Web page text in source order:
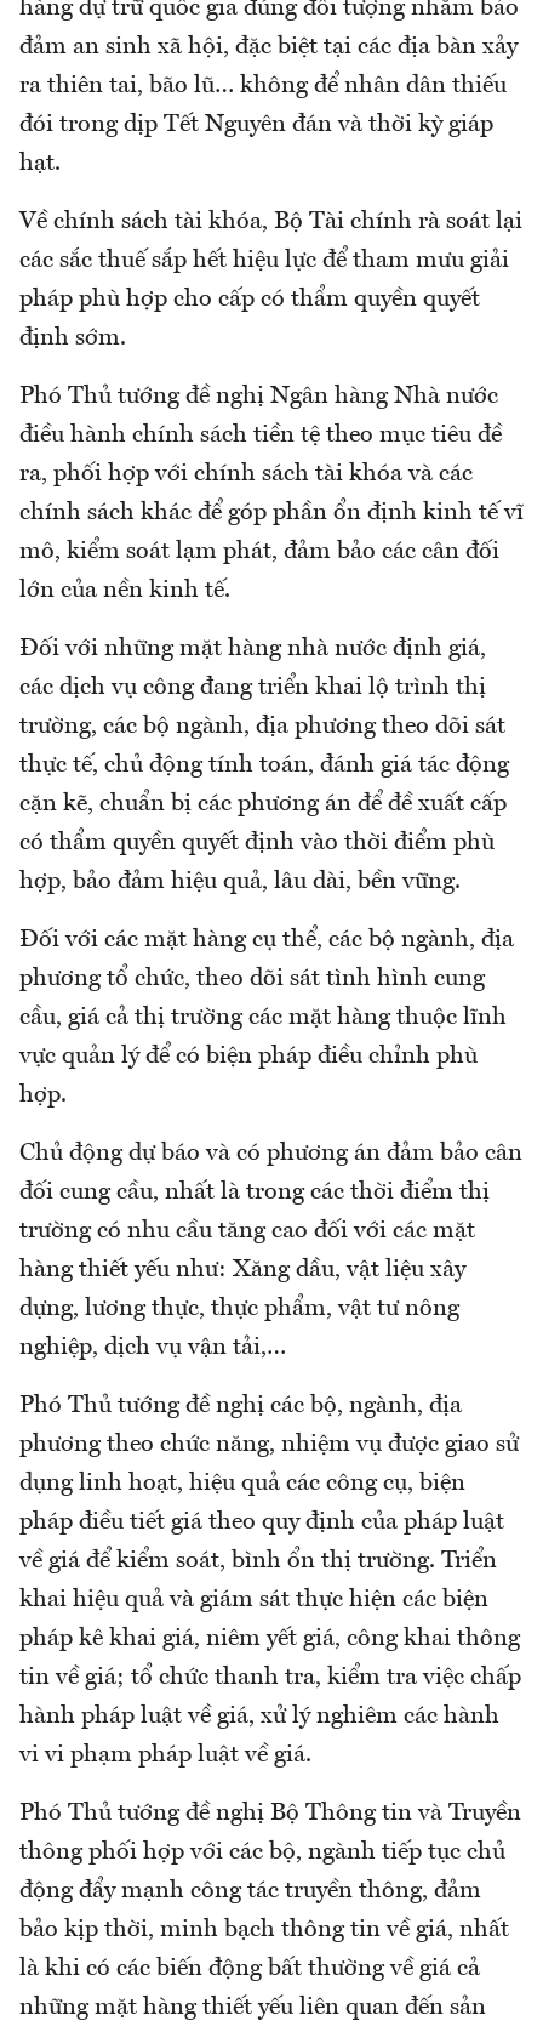
hàng dự trữ quốc gia đúng đối tượng nhằm bảo
đảm an sinh xã hội, đặc biệt tại các địa bàn xảy
ra thiên tai, bão lũ… không để nhân dân thiếu
đói trong dịp Tết Nguyên đán và thời kỳ giáp
hạt.
Về chính sách tài khóa, Bộ Tài chính rà soát lại
các sắc thuế sắp hết hiệu lực để tham mưu giải
pháp phù hợp cho cấp có thẩm quyền quyết
định sớm.
Phó Thủ tướng đề nghị Ngân hàng Nhà nước
điều hành chính sách tiền tệ theo mục tiêu đề
ra, phối hợp với chính sách tài khóa và các
chính sách khác để góp phần ổn định kinh tế vĩ
mô, kiểm soát lạm phát, đảm bảo các cân đối
lớn của nền kinh tế.
Đối với những mặt hàng nhà nước định giá,
các dịch vụ công đang triển khai lộ trình thị
trường, các bộ ngành, địa phương theo dõi sát
thực tế, chủ động tính toán, đánh giá tác động
cặn kẽ, chuẩn bị các phương án để đề xuất cấp
có thẩm quyền quyết định vào thời điểm phù
hợp, bảo đảm hiệu quả, lâu dài, bền vững.
Đối với các mặt hàng cụ thể, các bộ ngành, địa
phương tổ chức, theo dõi sát tình hình cung
cầu, giá cả thị trường các mặt hàng thuộc lĩnh
vực quản lý để có biện pháp điều chỉnh phù
hợp.
Chủ động dự báo và có phương án đảm bảo cân
đối cung cầu, nhất là trong các thời điểm thị
trường có nhu cầu tăng cao đối với các mặt
hàng thiết yếu như: Xăng dầu, vật liệu xây
dựng, lương thực, thực phẩm, vật tư nông
nghiệp, dịch vụ vận tải,…
Phó Thủ tướng đề nghị các bộ, ngành, địa
phương theo chức năng, nhiệm vụ được giao sử
dụng linh hoạt, hiệu quả các công cụ, biện
pháp điều tiết giá theo quy định của pháp luật
về giá để kiểm soát, bình ổn thị trường. Triển
khai hiệu quả và giám sát thực hiện các biện
pháp kê khai giá, niêm yết giá, công khai thông
tin về giá; tổ chức thanh tra, kiểm tra việc chấp
hành pháp luật về giá, xử lý nghiêm các hành
vi vi phạm pháp luật về giá.
Phó Thủ tướng đề nghị Bộ Thông tin và Truyền
thông phối hợp với các bộ, ngành tiếp tục chủ
động đẩy mạnh công tác truyền thông, đảm
bảo kịp thời, minh bạch thông tin về giá, nhất
là khi có các biến động bất thường về giá cả
những mặt hàng thiết yếu liên quan đến sản